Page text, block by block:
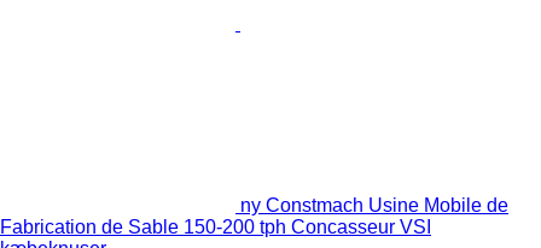
ny Constmach Usine Mobile de
Fabrication de Sable 150-200 tph Concasseur VSI